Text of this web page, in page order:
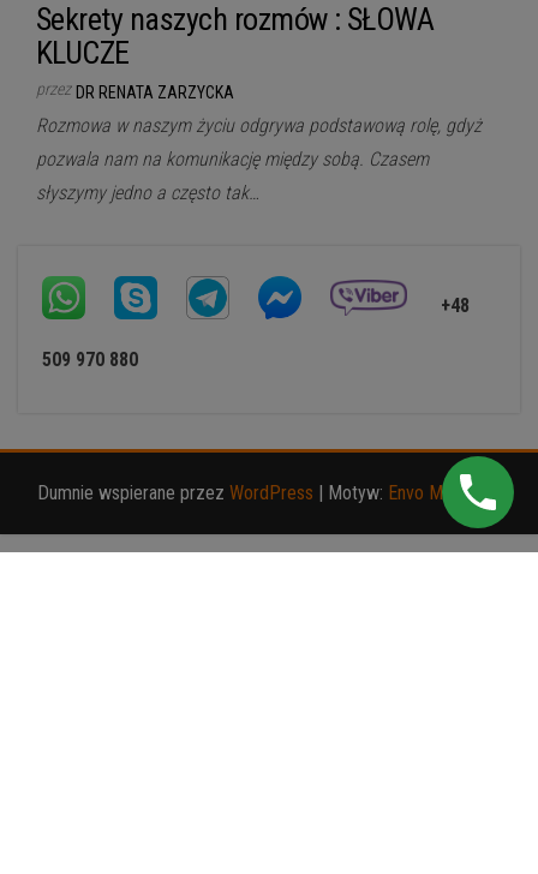
Sekrety naszych rozmów : SŁOWA
KLUCZE
przez DR RENATA ZARZYCKA
Rozmowa w naszym życiu odgrywa podstawową rolę, gdyż
pozwala nam na komunikację między sobą. Czasem
słyszymy jedno a często tak…
+48
509 970 880
Dumnie wspierane przez WordPress Motyw: Envo Magazine